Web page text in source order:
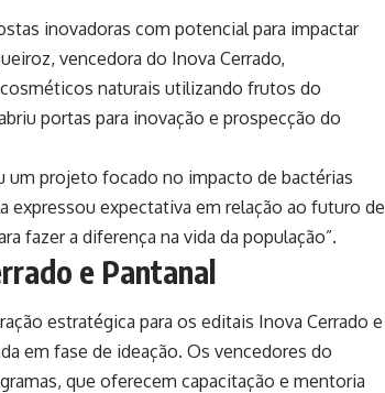
inovadoras com potencial para impactar
vencedora do Inova Cerrado,
naturais utilizando frutos do
portas para inovação e prospecção do
um projeto focado no impacto de bactérias
expressou expectativa em relação ao futuro de
fazer a diferença na vida da população”.
e Pantanal
estratégica para os editais Inova Cerrado e
em fase de ideação. Os vencedores do
que oferecem capacitação e mentoria